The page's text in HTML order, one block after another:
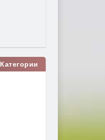
Категории